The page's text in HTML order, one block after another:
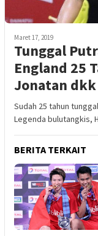
Maret 17, 2019
Tunggal
England 25
Jonatan dkk
Sudah 25 tahun
Legenda bulutangkis,
BERITA TERKAIT